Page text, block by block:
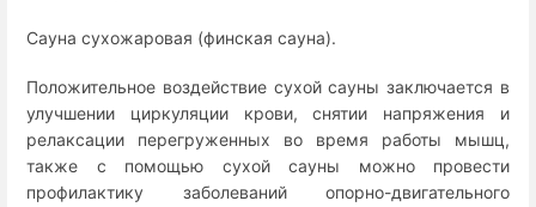
Сауна сухожаровая (финская сауна).
Положительное воздействие сухой сауны заключается в
улучшении циркуляции крови, снятии напряжения и
релаксации перегруженных во время работы мышц,
также с помощью сухой сауны можно провести
профилактику заболеваний опорно-двигательного